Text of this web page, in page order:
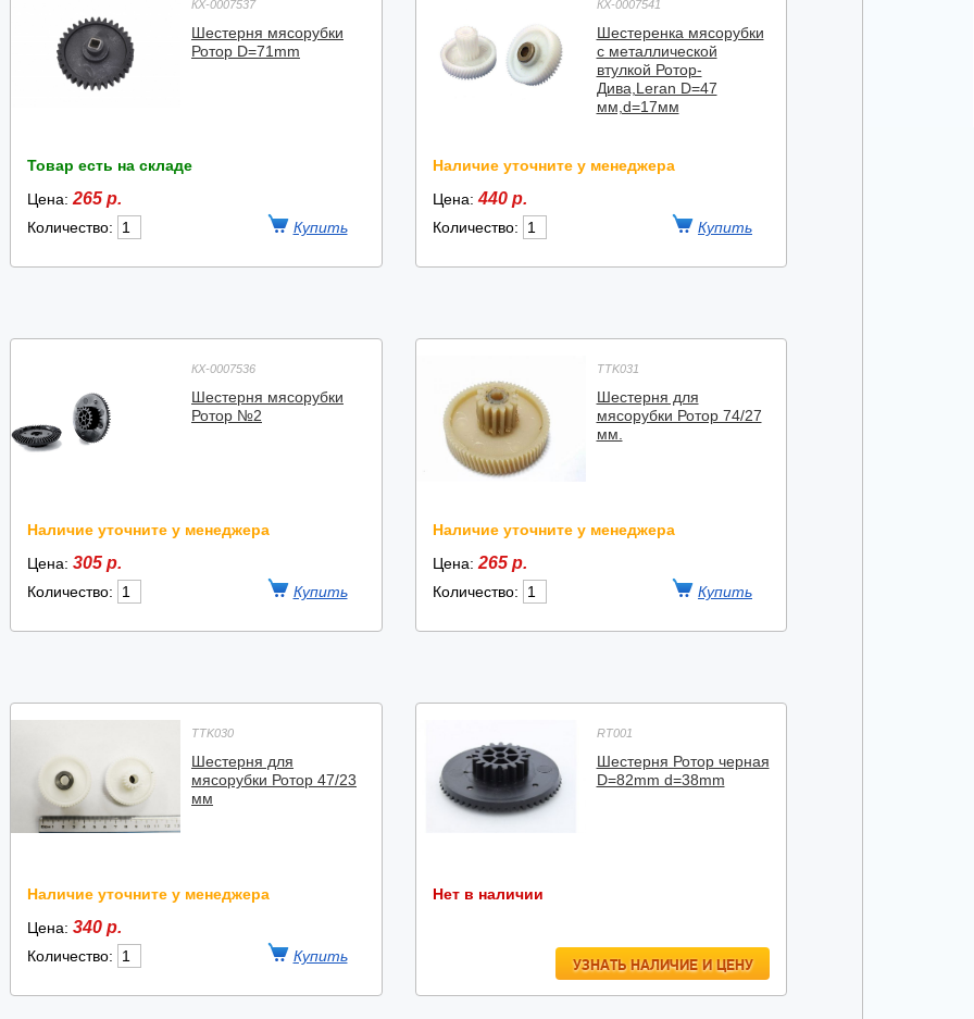
КХ-0007537
Шестерня мясорубки
Ротор D=71mm
Товар есть на складе
Цена: 265 р.
Количество:
КХ-0007541
Шестеренка мясорубки
с металлической
втулкой Ротор-
Дива,Leran D=47
мм,d=17мм
Наличие уточните у менеджера
Цена:440 р.
Количество:
КХ-0007536
Шестерня мясорубки
Ротор №2
Наличие уточните у менеджера
Цена: 305 р.
Количество:
TTK031
Шестерня для
мясорубки Ротор 74/27
мм.
Наличие уточните у менеджера
Цена: 265 р.
Количество:
TTK030
Шестерня для
мясорубки Ротор 47/23
мм
Наличие уточните у менеджера
Цена: 340 р.
Количество:
RT001
Шестерня Ротор черная
D=82mm d=38mm
УЗНАТЬ НАЛИЧИЕ И ЦЕНУ
Нет в наличии